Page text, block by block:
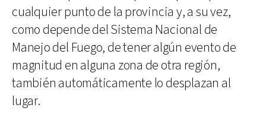
cualquier punto de la provincia y, a su vez,
como depende del Sistema Nacional de
Manejo del Fuego, de tener algún evento de
magnitud en alguna zona de otra región,
también automáticamente lo desplazan al
lugar.